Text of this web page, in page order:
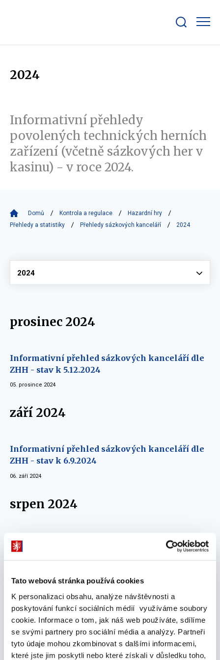
Tato webová stránka používá cookies
K personalizaci obsahu, analýze návštěvnosti a
poskytování funkcí sociálních médií využíváme soubory
cookie. Informace o tom, jak náš web používáte, sdílíme
se svými partnery pro sociální média a analýzy. Partneři
tyto údaje mohou zkombinovat s dalšími informacemi,
které jste jim poskytli nebo které získali v důsledku toho,
bar
2024
Informativní přehledy
povolených technických herních
zařízení (včetně sázkových her v
kasinu) - v roce 2024.
Domů Kontrola a regulace
Hazardní hry
Přehledy a statistiky
Přehledy sázkových kanceláří 2024
Vyberte
2024
prosinec 2024
Informativní přehled sázkových kanceláří dle
ZHH - stav k 5.12.2024
05. prosince 2024
září 2024
Informativní přehled sázkových kanceláří dle
ZHH - stav k 6.9.2024
06. září 2024
srpen 2024
Informativní přehled sázkových kanceláří dle
ZHH - stav k 20.8.2024
ZHH - stav k 2.8.2024
02. srpna 2024
červenec 2024